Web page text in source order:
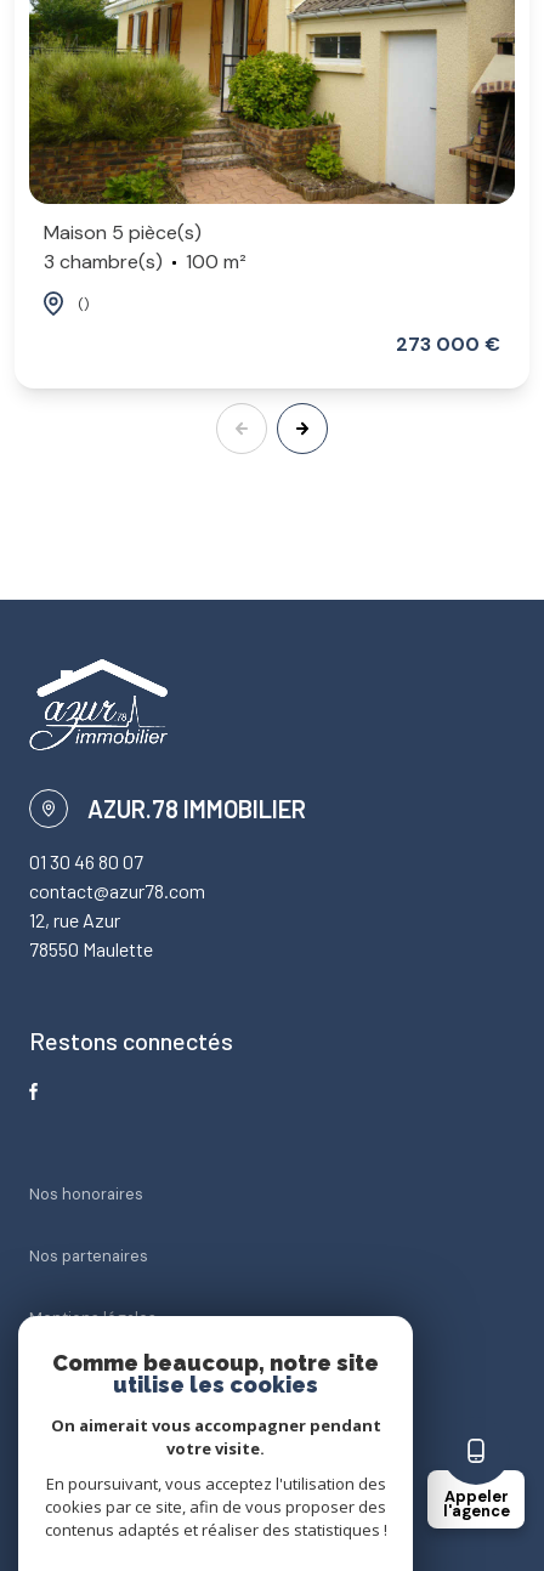
Appeler
l'agence
Maison 5 pièce(s)
3 chambre(s)
100 m²
()
273 000 €
AZUR.78 IMMOBILIER
01 30 46 80 07
contact@azur78.com
12, rue Azur
78550 Maulette
Restons connectés
Nos honoraires
Nos partenaires
Mentions légales
Cookies
Comme beaucoup, notre site
utilise les cookies
On aimerait vous accompagner pendant
votre visite.
En poursuivant, vous acceptez l'utilisation des
cookies par ce site, afin de vous proposer des
contenus adaptés et réaliser des statistiques !